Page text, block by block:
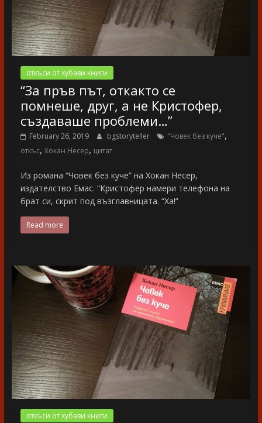
откъси от хубави книги
“За пръв път, откакто се
помнеше, друг, а не Кристофер,
създаваше проблеми…”
February 26, 2019 bgstoryteller "Човек без куче",
откъс, Хокан Несер, цитат
Из романа “Човек без куче” на Хокан Несер,
издателство Емас. “Кристофер намери телефона на
брат си, скрит под възглавницата. “Ха!”
Read more
откъси от хубави книги